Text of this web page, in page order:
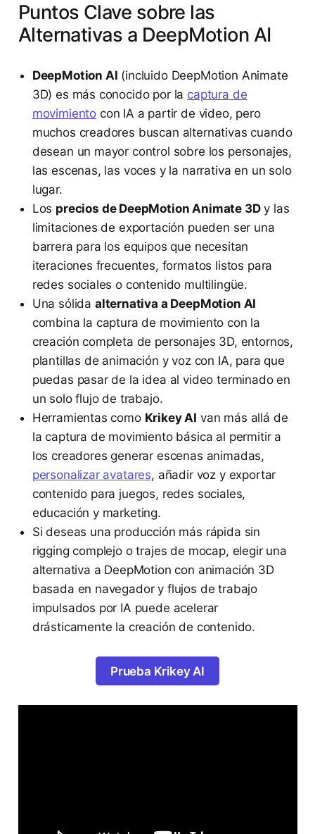
Puntos Clave sobre las
Alternativas a DeepMotion AI
DeepMotion AI (incluido DeepMotion Animate
3D) es más conocido por la captura de
movimiento con IA a partir de video, pero
muchos creadores buscan alternativas cuando
desean un mayor control sobre los personajes,
las escenas, las voces y la narrativa en un solo
lugar.
Los precios de DeepMotion Animate 3Dy las
limitaciones de exportación pueden ser una
barrera para los equipos que necesitan
iteraciones frecuentes, formatos listos para
redes sociales o contenido multilingüe.
Una sólida alternativa a DeepMotion AI
combina la captura de movimiento con la
creación completa de personajes 3D, entornos,
plantillas de animación y voz con IA, para que
puedas pasar de la idea al video terminado en
un solo flujo de trabajo.
Herramientas como Krikey AI van más allá de
la captura de movimiento básica al permitir a
los creadores generar escenas animadas,
personalizar avatares, añadir voz y exportar
contenido para juegos, redes sociales,
educación y marketing.
Si deseas una producción más rápida sin
rigging complejo o trajes de mocap, elegir una
alternativa a DeepMotion con animación 3D
basada en navegador y flujos de trabajo
impulsados por IA puede acelerar
drásticamente la creación de contenido.
Prueba Krikey AI